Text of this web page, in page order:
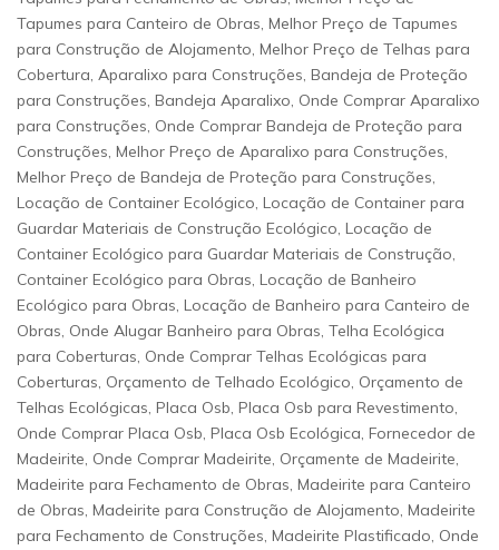
Tapumes para Canteiro de Obras, Melhor Preço de Tapumes
para Construção de Alojamento, Melhor Preço de Telhas para
Cobertura, Aparalixo para Construções, Bandeja de Proteção
para Construções, Bandeja Aparalixo, Onde Comprar Aparalixo
para Construções, Onde Comprar Bandeja de Proteção para
Construções, Melhor Preço de Aparalixo para Construções,
Melhor Preço de Bandeja de Proteção para Construções,
Locação de Container Ecológico, Locação de Container para
Guardar Materiais de Construção Ecológico, Locação de
Container Ecológico para Guardar Materiais de Construção,
Container Ecológico para Obras, Locação de Banheiro
Ecológico para Obras, Locação de Banheiro para Canteiro de
Obras, Onde Alugar Banheiro para Obras, Telha Ecológica
para Coberturas, Onde Comprar Telhas Ecológicas para
Coberturas, Orçamento de Telhado Ecológico, Orçamento de
Telhas Ecológicas, Placa Osb, Placa Osb para Revestimento,
Onde Comprar Placa Osb, Placa Osb Ecológica, Fornecedor de
Madeirite, Onde Comprar Madeirite, Orçamente de Madeirite,
Madeirite para Fechamento de Obras, Madeirite para Canteiro
de Obras, Madeirite para Construção de Alojamento, Madeirite
para Fechamento de Construções, Madeirite Plastificado, Onde